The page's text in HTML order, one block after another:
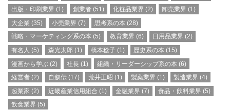
出版・印刷業界 (1) 創業者(51) 化粧品業界 (2) 卸売業界 (1)
大企業 (35) 小売業界 (7) 思考系の本 (28)
戦略・マーケティング系の本 (5) 教育業界 (6) 日用品業界 (2)
有名人 (5) 森光太郎 (1) 橋本稔子(1) 歴史系の本 (15)
漫画から学ぶ (2) 社長(1) 組織・リーダーシップ系の本 (6)
経営者 (2) 自叙伝(17) 荒井正昭 (1) 製薬業界 (1) 製造業界 (4)
起業家 (2) 近畿産業信用組合 (1) 金融業界 (7) 食品・飲料業界 (5)
飲食業界 (5)